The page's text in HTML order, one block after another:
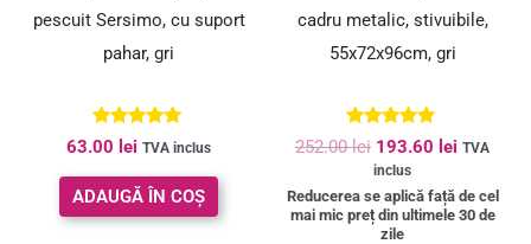
pescuit Sersimo, cu suport
pahar, gri
Evaluat la
5.00
din 5
63.00 lei TVA inclus
ADAUGĂ ÎN COȘ
cadru metalic, stivuibile,
55x72x96cm, gri
Evaluat la
5.00
din 5
252.00lei 193.60 lei TVA
inclus
Reducerea se aplică față de cel
mai mic preț din ultimele 30 de
zile